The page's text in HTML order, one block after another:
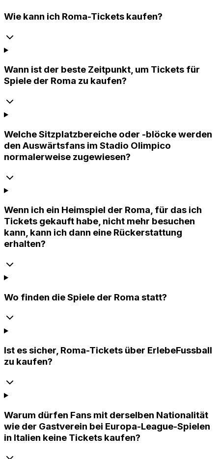
Wie kann ich Roma-Tickets kaufen?
Wann ist der beste Zeitpunkt, um Tickets für
Spiele der Roma zu kaufen?
Welche Sitzplatzbereiche oder -blöcke werden
den Auswärtsfans im Stadio Olimpico
normalerweise zugewiesen?
Wenn ich ein Heimspiel der Roma, für das ich
Tickets gekauft habe, nicht mehr besuchen
kann, kann ich dann eine Rückerstattung
erhalten?
Wo finden die Spiele der Roma statt?
Ist es sicher, Roma-Tickets über ErlebeFussball
zu kaufen?
Warum dürfen Fans mit derselben Nationalität
wie der Gastverein bei Europa-League-Spielen
in Italien keine Tickets kaufen?